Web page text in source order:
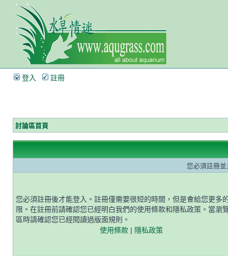
登入 註冊
討論區首頁
您必須註冊
您必須註冊後才能登入。註冊僅需要很短的時間，但是會給您更多
限。在註冊前請確認您已經明白我們的使用條款和隱私政策。當瀏
區時請確認您已經閱讀過版面規則。
使用條款| 隱私政策